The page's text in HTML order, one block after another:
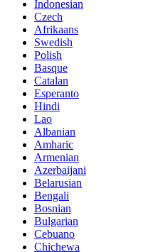
Indonesian
Czech
Afrikaans
Swedish
Polish
Basque
Catalan
Esperanto
Hindi
Lao
Albanian
Amharic
Armenian
Azerbaijani
Belarusian
Bengali
Bosnian
Bulgarian
Cebuano
Chichewa